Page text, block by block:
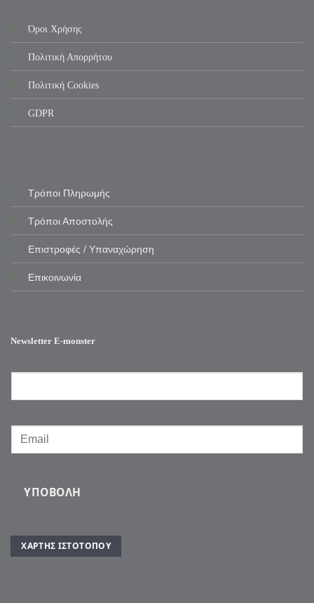
Όροι Χρήσης
Πολιτική Απορρήτου
Πολιτική Cookies
GDPR
Τρόποι Πληρωμής
Τρόποι Αποστολής
Επιστροφές / Υπαναχώρηση
Επικοινωνία
Newsletter E-monster
ΥΠΟΒΟΛΉ
ΧΆΡΤΗΣ ΙΣΤΌΤΟΠΟΥ